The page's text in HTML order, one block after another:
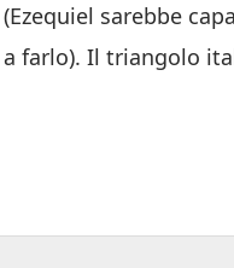
sarebbe
farlo). Il triangolo